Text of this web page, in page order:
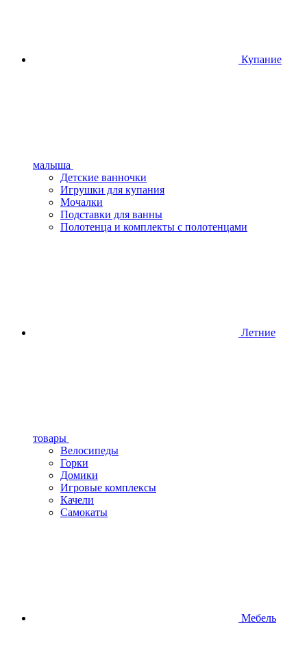
Купание
малыша
Детские ванночки
Игрушки для купания
Мочалки
Подставки для ванны
Полотенца и комплекты с полотенцами
Летние
товары
Велосипеды
Горки
Домики
Игровые комплексы
Качели
Самокаты
Мебель